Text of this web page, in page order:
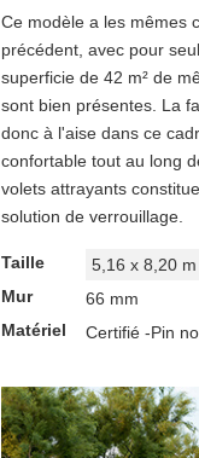
Ce modèle a les mêmes
précédent, avec pour
superficie de 42 m² de
sont bien présentes. La
donc à l'aise dans ce
confortable tout au long
volets attrayants
solution de verrouillage.
Taille
5,16 x 8,20
Mur
66 mm
Matériel
Certifié -Pin